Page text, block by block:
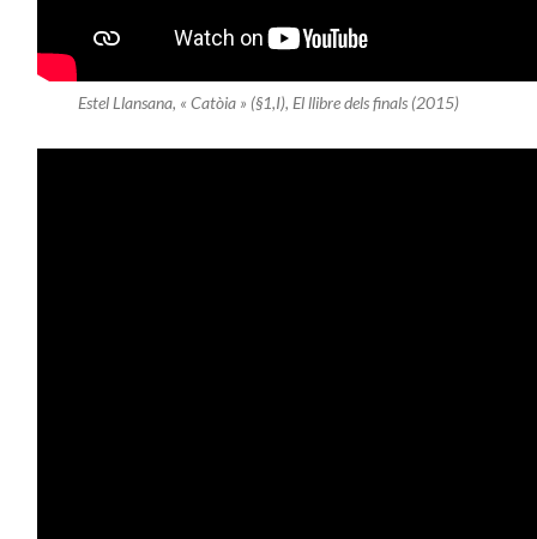
Estel Llansana, « Catòia » (§1,I), El llibre dels finals (2015)